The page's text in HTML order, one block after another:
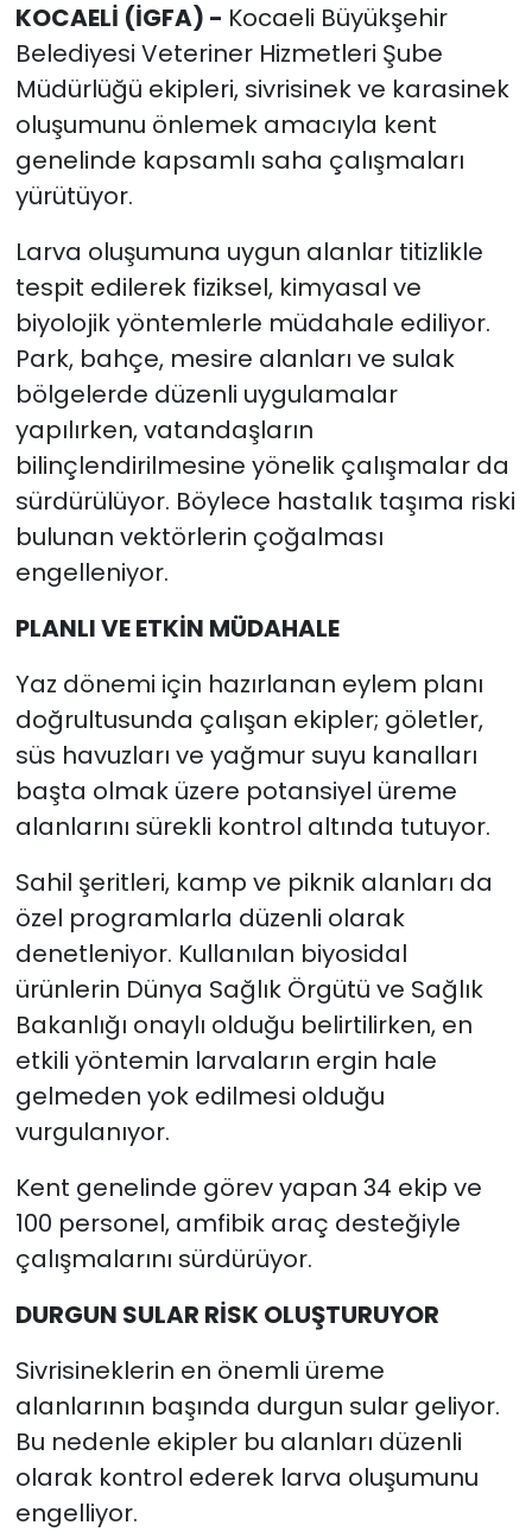
KOCAELİ (İGFA) - Kocaeli Büyükşehir
Belediyesi Veteriner Hizmetleri Şube
Müdürlüğü ekipleri, sivrisinek ve karasinek
oluşumunu önlemek amacıyla kent
genelinde kapsamlı saha çalışmaları
yürütüyor.
Larva oluşumuna uygun alanlar titizlikle
tespit edilerek fiziksel, kimyasal ve
biyolojik yöntemlerle müdahale ediliyor.
Park, bahçe, mesire alanları ve sulak
bölgelerde düzenli uygulamalar
yapılırken, vatandaşların
bilinçlendirilmesine yönelik çalışmalar da
sürdürülüyor. Böylece hastalık taşıma riski
bulunan vektörlerin çoğalması
engelleniyor.
PLANLI VE ETKİN MÜDAHALE
Yaz dönemi için hazırlanan eylem planı
doğrultusunda çalışan ekipler; göletler,
süs havuzları ve yağmur suyu kanalları
başta olmak üzere potansiyel üreme
alanlarını sürekli kontrol altında tutuyor.
Sahil şeritleri, kamp ve piknik alanları da
özel programlarla düzenli olarak
denetleniyor. Kullanılan biyosidal
ürünlerin Dünya Sağlık Örgütü ve Sağlık
Bakanlığı onaylı olduğu belirtilirken, en
etkili yöntemin larvaların ergin hale
gelmeden yok edilmesi olduğu
vurgulanıyor.
Kent genelinde görev yapan 34 ekip ve
100 personel, amfibik araç desteğiyle
çalışmalarını sürdürüyor.
DURGUN SULAR RİSK OLUŞTURUYOR
Sivrisineklerin en önemli üreme
alanlarının başında durgun sular geliyor.
Bu nedenle ekipler bu alanları düzenli
olarak kontrol ederek larva oluşumunu
engelliyor.